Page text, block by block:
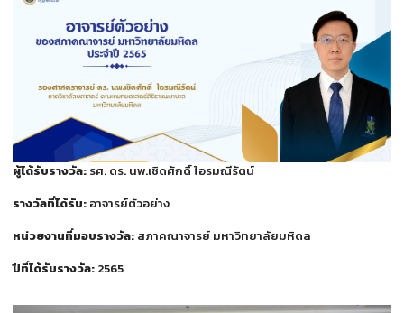
ผู้ได้รับรางวัล: รศ. ดร. นพ.เชิดศักดิ์ ไอรมณีรัตน์
รางวัลที่ได้รับ: อาจารย์ตัวอย่าง
หน่วยงานที่มอบรางวัล: สภาคณาจารย์ มหาวิทยาลัยมหิดล
ปีที่ได้รับรางวัล: 2565